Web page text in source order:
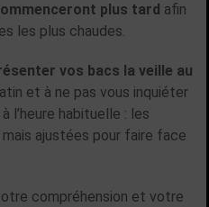
plus tard afin
les plus chaudes.
vos bacs la veille au
et à ne pas vous inquiéter
l’heure habituelle : les
ajustées pour faire face
compréhension et votre